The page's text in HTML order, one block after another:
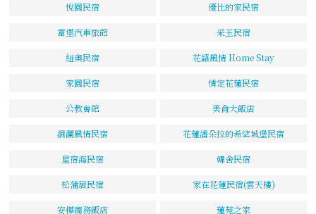
悅園民宿 優比的家民宿
富堡汽車旅館 采玉民宿
紐奧民宿 花語風情 Home Stay
家園民宿 情定花蓮民宿
公教會館 美侖大飯店
洄瀾風情民宿 花蓮潘朵拉的希望城堡民宿
星宿海民宿 韓舍民宿
松蒲居民宿 家在花蓮民宿(雲天樓)
安樺商務飯店 蓮苑之家